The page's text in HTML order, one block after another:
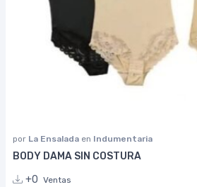
por La Ensalada en Indumentaria
BODY DAMA SIN COSTURA
+0 Ventas